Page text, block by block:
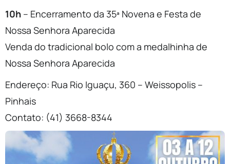
10h – Encerramento da 35ª Novena e Festa de
Nossa Senhora Aparecida
Venda do tradicional bolo com a medalhinha de
Nossa Senhora Aparecida
Endereço: Rua Rio Iguaçu, 360 – Weissopolis –
Pinhais
Contato: (41) 3668-8344